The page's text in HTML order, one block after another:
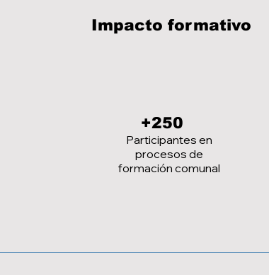
Impacto formativo
+250
Participantes en
procesos de
formación comunal